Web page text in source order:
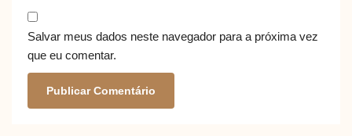
Salvar meus dados neste navegador para a próxima vez
que eu comentar.